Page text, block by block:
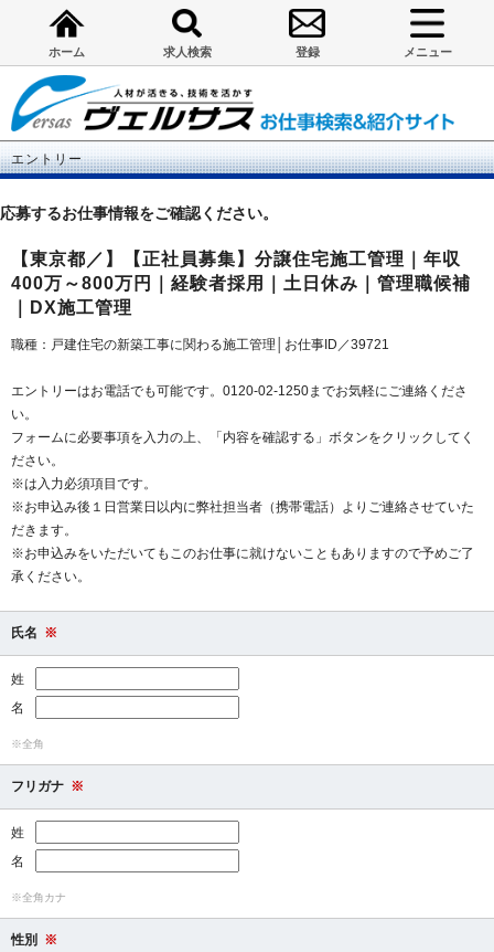
ホーム 求人検索 登録 メニュー
エントリー
応募するお仕事情報をご確認ください。
【東京都／】【正社員募集】分譲住宅施工管理｜年収
400万～800万円｜経験者採用｜土日休み｜管理職候補
｜DX施工管理
職種：戸建住宅の新築工事に関わる施工管理│お仕事ID／39721
エントリーはお電話でも可能です。0120-02-1250までお気軽にご連絡くださ
い。
フォームに必要事項を入力の上、「内容を確認する」ボタンをクリックしてく
ださい。
※は入力必須項目です。
※お申込み後１日営業日以内に弊社担当者（携帯電話）よりご連絡させていた
だきます。
※お申込みをいただいてもこのお仕事に就けないこともありますので予めご了
承ください。
氏名 ※
姓
名
※全角
フリガナ ※
姓
名
※全角カナ
性別 ※